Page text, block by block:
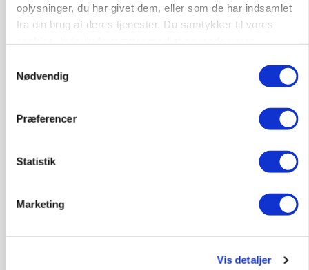
oplysninger, du har givet dem, eller som de har indsamlet
fra din brug af deres tjenester. Du samtykker til vores
Nødvendig
Præferencer
Statistik
Marketing
Vis detaljer
Annonce
Loading...